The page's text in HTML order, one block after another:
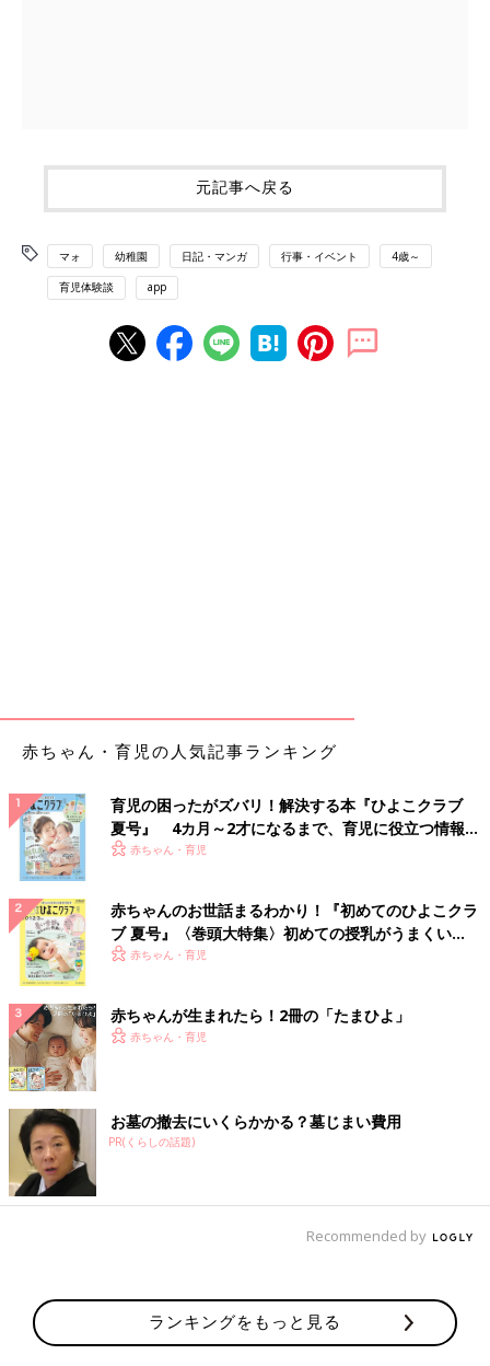
元記事へ戻る
マォ 幼稚園 日記・マンガ 行事・イベント 4歳～
育児体験談 app
赤ちゃん・育児の人気記事ランキング
育児の困ったがズバリ！解決する本『ひよこクラブ
夏号』 4カ月～2才になるまで、育児に役立つ情報が
いっぱい！
赤ちゃん・育児
赤ちゃんのお世話まるわかり！『初めてのひよこクラ
ブ 夏号』〈巻頭大特集〉初めての授乳がうまくい
く！ おっぱい・ミルクの基本と夏のトラブル 解決テ
赤ちゃん・育児
赤ちゃんが生まれたら！2冊の「たまひよ」
赤ちゃん・育児
お墓の撤去にいくらかかる？墓じまい費用
PR(くらしの話題)
Recommended by
ランキングをもっと見る